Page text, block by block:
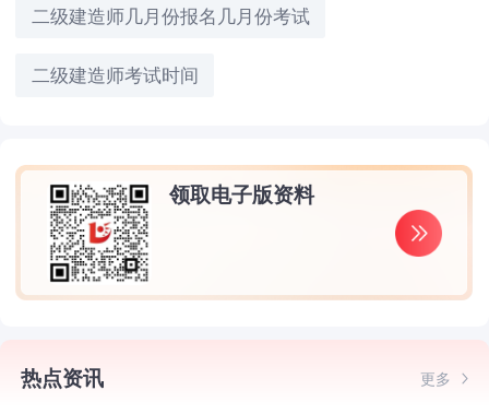
二级建造师几月份报名几月份考试
二级建造师考试时间
领取电子版资料
热点资讯 更多